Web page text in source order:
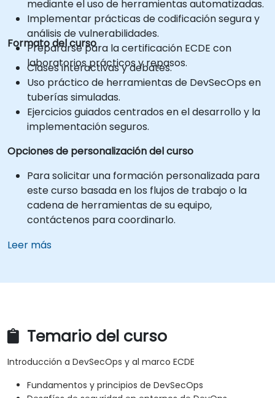
mediante el uso de herramientas automatizadas.
Implementar prácticas de codificación segura y
análisis de vulnerabilidades.
Prepararse para la certificación ECDE con
laboratorios prácticos y repasos.
Formato del curso
Clases interactivas y debates.
Uso práctico de herramientas de DevSecOps en
tuberías simuladas.
Ejercicios guiados centrados en el desarrollo y la
implementación seguros.
Opciones de personalización del curso
Para solicitar una formación personalizada para
este curso basada en los flujos de trabajo o la
cadena de herramientas de su equipo,
contáctenos para coordinarlo.
Leer más
Temario del curso
Introducción a DevSecOps y al marco ECDE
Fundamentos y principios de DevSecOps